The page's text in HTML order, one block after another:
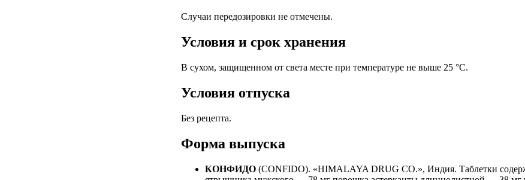
Случаи передозировки не отмечены.
Условия и срок хранения
В сухом, защищенном от света месте при температуре не выше 25 °С.
Условия отпуска
Без рецепта.
Форма выпуска
КОНФИДО (CONFIDO). «HIMALAYA DRUG СО.», Индия. Таблетки